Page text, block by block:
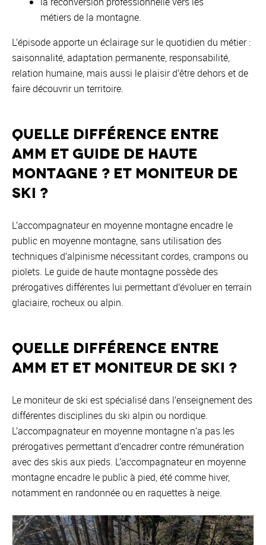
métiers de la montagne.
L’épisode apporte un éclairage sur le quotidien du métier :
saisonnalité, adaptation permanente, responsabilité,
relation humaine, mais aussi le plaisir d’être dehors et de
faire découvrir un territoire.
Quelle différence entre
AMM et guide de haute
montagne ? et moniteur de
ski ?
L’accompagnateur en moyenne montagne encadre le
public en moyenne montagne, sans utilisation des
techniques d’alpinisme nécessitant cordes, crampons ou
piolets. Le guide de haute montagne possède des
prérogatives différentes lui permettant d’évoluer en terrain
glaciaire, rocheux ou alpin.
Quelle différence entre
AMM et et moniteur de ski ?
Le moniteur de ski est spécialisé dans l’enseignement des
différentes disciplines du ski alpin ou nordique.
L’accompagnateur en moyenne montagne n’a pas les
prérogatives permettant d’encadrer contre rémunération
avec des skis aux pieds. L’accompagnateur en moyenne
montagne encadre le public à pied, été comme hiver,
notamment en randonnée ou en raquettes à neige.